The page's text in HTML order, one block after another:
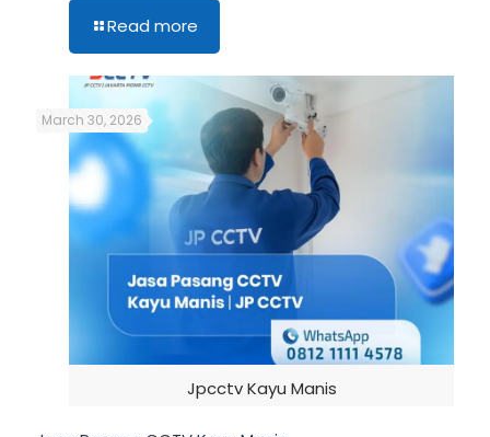
Read more
Jpcctv Kayu Manis
March 30, 2026